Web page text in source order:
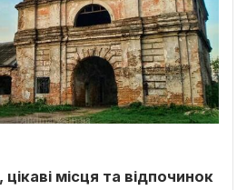
місця та відпочинок